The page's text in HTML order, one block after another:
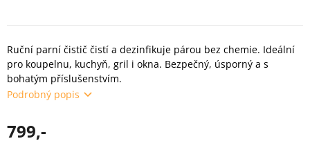
Ruční parní čistič čistí a dezinfikuje párou bez chemie. Ideální
pro koupelnu, kuchyň, gril i okna. Bezpečný, úsporný a s
bohatým příslušenstvím.
Podrobný popis
799,-